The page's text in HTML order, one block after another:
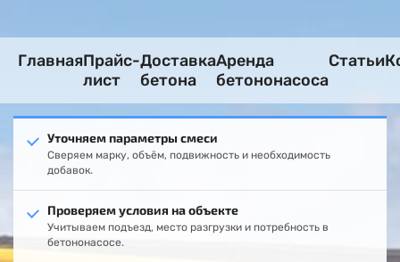
ГлавнаяПрайс-
лист
Доставка
бетона
Аренда
бетононасоса
Статьи
Уточняем параметры смеси
Сверяем марку, объём, подвижность и необходимость
добавок.
Проверяем условия на объекте
Учитываем подъезд, место разгрузки и потребность в
бетононасосе.